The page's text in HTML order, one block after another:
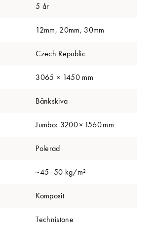
5 år
12mm, 20mm, 30mm
Czech Republic
3065 × 1450 mm
Bänkskiva
Jumbo: 3200 × 1560 mm
Polerad
~45–50 kg/m²
Komposit
Technistone